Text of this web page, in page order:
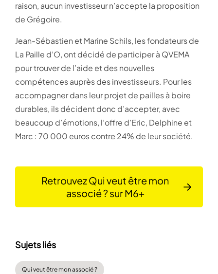
raison, aucun investisseur n’accepte la proposition
de Grégoire.
Jean-Sébastien et Marine Schils, les fondateurs de
La Paille d’O, ont décidé de participer à QVEMA
pour trouver de l’aide et des nouvelles
compétences auprès des investisseurs. Pour les
accompagner dans leur projet de pailles à boire
durables, ils décident donc d’accepter, avec
beaucoup d’émotions, l’offre d’Eric, Delphine et
Marc : 70 000 euros contre 24% de leur société.
Retrouvez Qui veut être mon
associé ? sur M6+
Sujets liés
Qui veut être mon associé ?